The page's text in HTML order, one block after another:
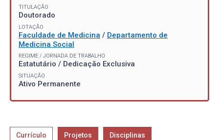
TITULAÇÃO
Doutorado
LOTAÇÃO
Faculdade de Medicina / Departamento de
Medicina Social
REGIME / JORNADA DE TRABALHO
Estatutário / Dedicação Exclusiva
SITUAÇÃO
Ativo Permanente
Currículo Projetos Disciplinas